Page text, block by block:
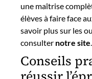
une maîtrise
élèves à faire face
savoir plus sur les
consulter notre site
Conseils